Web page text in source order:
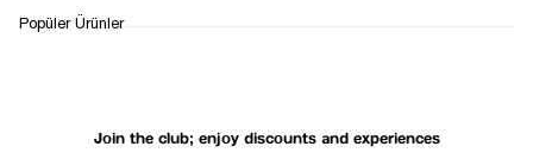
RETURN AND EXCHANGE
Join the club; enjoy discounts and experiences
Popüler Ürünler